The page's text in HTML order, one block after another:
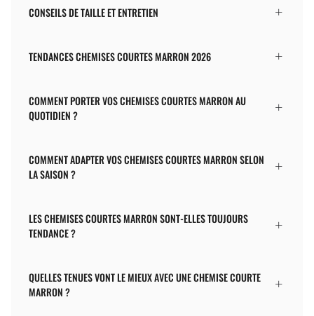
CONSEILS DE TAILLE ET ENTRETIEN
TENDANCES CHEMISES COURTES MARRON 2026
COMMENT PORTER VOS CHEMISES COURTES MARRON AU
QUOTIDIEN ?
COMMENT ADAPTER VOS CHEMISES COURTES MARRON SELON
LA SAISON ?
LES CHEMISES COURTES MARRON SONT-ELLES TOUJOURS
TENDANCE ?
QUELLES TENUES VONT LE MIEUX AVEC UNE CHEMISE COURTE
MARRON ?